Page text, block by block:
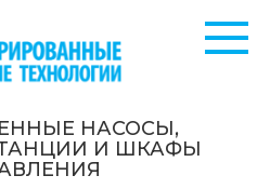
НАСОСЫ,
И ШКАФЫ